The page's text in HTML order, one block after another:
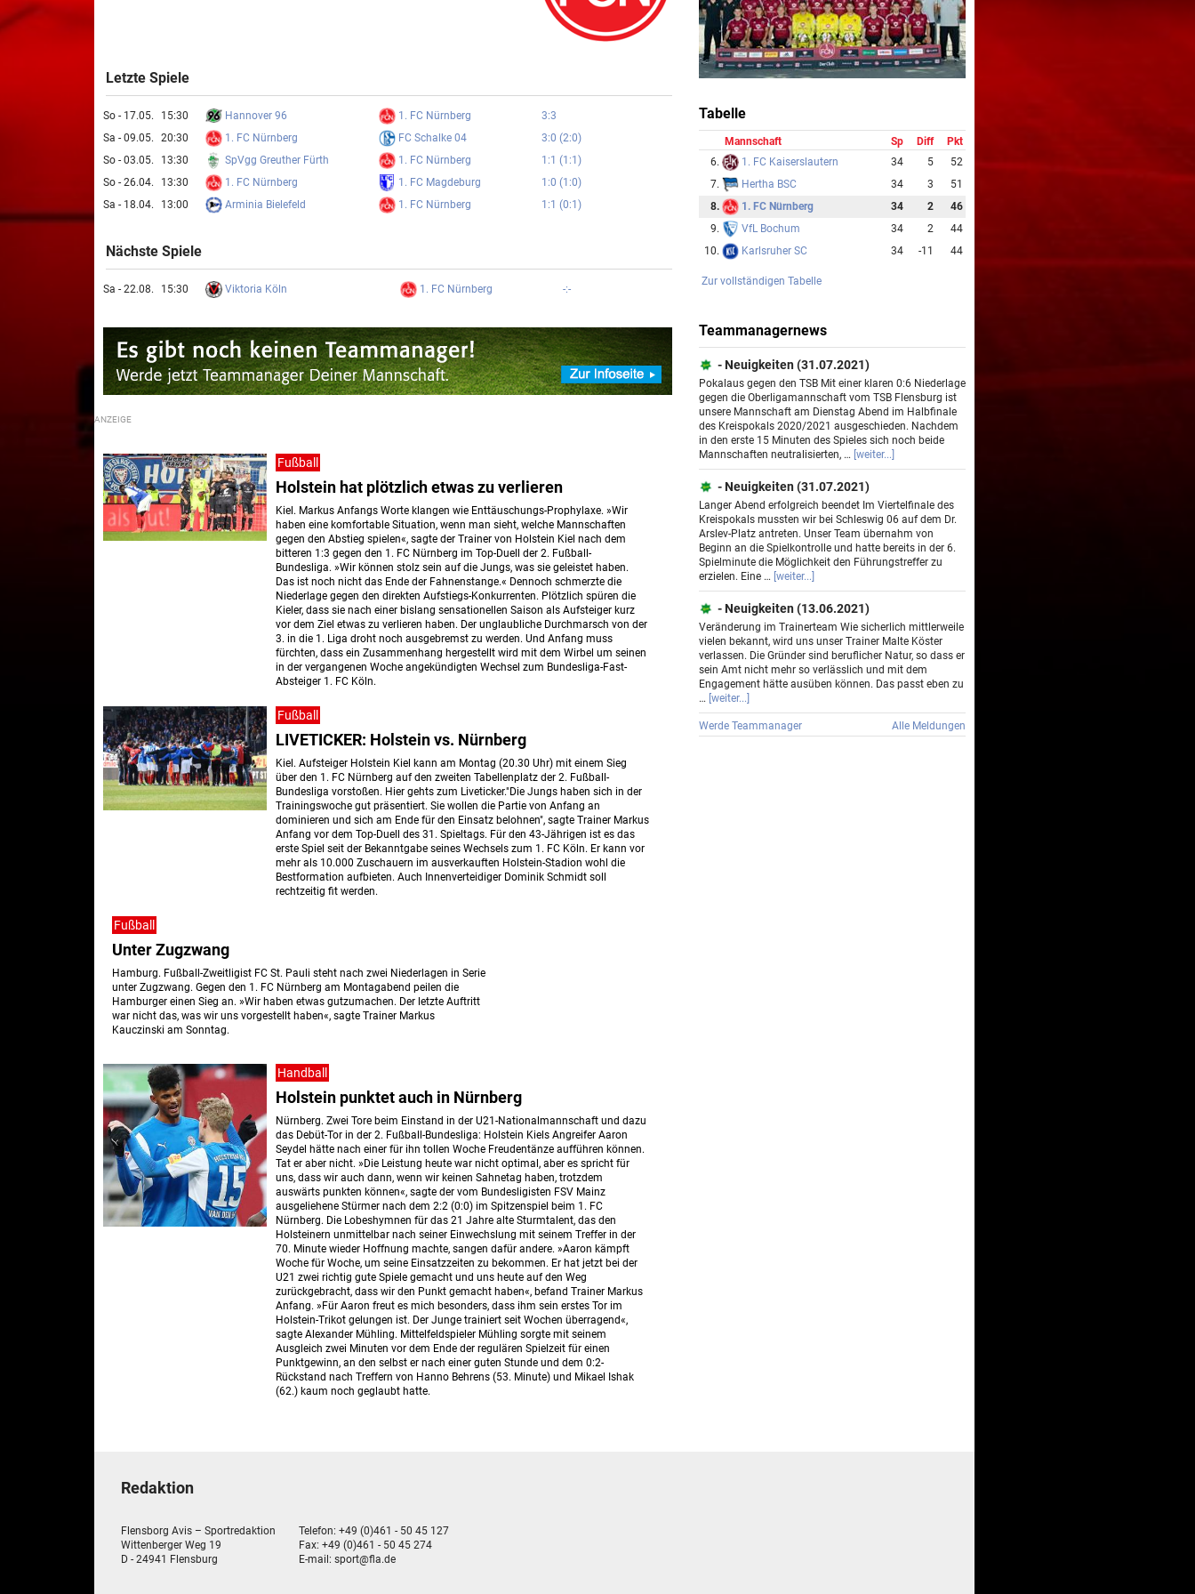
Letzte Spiele
So - 17.05. 15:30 Hannover 96 1. FC Nürnberg
3:3
Sa - 09.05.
20:30 1. FC Nürnberg FC Schalke 04
3:0 (2:0)
So - 03.05.
13:30 SpVgg Greuther Fürth 1. FC Nürnberg
1:1 (1:1)
So - 26.04.
13:30 1. FC Nürnberg 1. FC Magdeburg
1:0 (1:0)
Sa - 18.04.
13:00 Arminia Bielefeld 1. FC Nürnberg 1:1 (0:1)
Nächste Spiele
Sa - 22.08. 15:30 Viktoria Köln 1. FC Nürnberg -:-
Fußball
Holstein hat plötzlich etwas zu verlieren
Kiel. Markus Anfangs Worte klangen wie Enttäuschungs-Prophylaxe. »Wir
haben eine komfortable Situation, wenn man sieht, welche Mannschaften
gegen den Abstieg spielen«, sagte der Trainer von Holstein Kiel nach dem
bitteren 1:3 gegen den 1. FC Nürnberg im Top-Duell der 2. Fußball-
Bundesliga. »Wir können stolz sein auf die Jungs, was sie geleistet haben.
Das ist noch nicht das Ende der Fahnenstange.« Dennoch schmerzte die
Niederlage gegen den direkten Aufstiegs-Konkurrenten. Plötzlich spüren die
Kieler, dass sie nach einer bislang sensationellen Saison als Aufsteiger kurz
vor dem Ziel etwas zu verlieren haben. Der unglaubliche Durchmarsch von der
3. in die 1. Liga droht noch ausgebremst zu werden. Und Anfang muss
fürchten, dass ein Zusammenhang hergestellt wird mit dem Wirbel um seinen
in der vergangenen Woche angekündigten Wechsel zum Bundesliga-Fast-
Absteiger 1. FC Köln.
Fußball
LIVETICKER: Holstein vs. Nürnberg
Kiel. Aufsteiger Holstein Kiel kann am Montag (20.30 Uhr) mit einem Sieg
über den 1. FC Nürnberg auf den zweiten Tabellenplatz der 2. Fußball-
Bundesliga vorstoßen. Hier gehts zum Liveticker."Die Jungs haben sich in der
Trainingswoche gut präsentiert. Sie wollen die Partie von Anfang an
dominieren und sich am Ende für den Einsatz belohnen", sagte Trainer Markus
Anfang vor dem Top-Duell des 31. Spieltags. Für den 43-Jährigen ist es das
erste Spiel seit der Bekanntgabe seines Wechsels zum 1. FC Köln. Er kann vor
mehr als 10.000 Zuschauern im ausverkauften Holstein-Stadion wohl die
Bestformation aufbieten. Auch Innenverteidiger Dominik Schmidt soll
rechtzeitig fit werden.
Fußball
Unter Zugzwang
Hamburg. Fußball-Zweitligist FC St. Pauli steht nach zwei Niederlagen in Serie
unter Zugzwang. Gegen den 1. FC Nürnberg am Montagabend peilen die
Hamburger einen Sieg an. »Wir haben etwas gutzumachen. Der letzte Auftritt
war nicht das, was wir uns vorgestellt haben«, sagte Trainer Markus
Kauczinski am Sonntag.
Handball
Holstein punktet auch in Nürnberg
Nürnberg. Zwei Tore beim Einstand in der U21-Nationalmannschaft und dazu
das Debüt-Tor in der 2. Fußball-Bundesliga: Holstein Kiels Angreifer Aaron
Seydel hätte nach einer für ihn tollen Woche Freudentänze aufführen können.
Tat er aber nicht. »Die Leistung heute war nicht optimal, aber es spricht für
uns, dass wir auch dann, wenn wir keinen Sahnetag haben, trotzdem
auswärts punkten können«, sagte der vom Bundesligisten FSV Mainz
ausgeliehene Stürmer nach dem 2:2 (0:0) im Spitzenspiel beim 1. FC
Nürnberg. Die Lobeshymnen für das 21 Jahre alte Sturmtalent, das den
Holsteinern unmittelbar nach seiner Einwechslung mit seinem Treffer in der
70. Minute wieder Hoffnung machte, sangen dafür andere. »Aaron kämpft
Woche für Woche, um seine Einsatzzeiten zu bekommen. Er hat jetzt bei der
U21 zwei richtig gute Spiele gemacht und uns heute auf den Weg
zurückgebracht, dass wir den Punkt gemacht haben«, befand Trainer Markus
Anfang. »Für Aaron freut es mich besonders, dass ihm sein erstes Tor im
Holstein-Trikot gelungen ist. Der Junge trainiert seit Wochen überragend«,
sagte Alexander Mühling. Mittelfeldspieler Mühling sorgte mit seinem
Ausgleich zwei Minuten vor dem Ende der regulären Spielzeit für einen
Punktgewinn, an den selbst er nach einer guten Stunde und dem 0:2-
Rückstand nach Treffern von Hanno Behrens (53. Minute) und Mikael Ishak
(62.) kaum noch geglaubt hatte.
Tabelle
Mannschaft Sp Diff
Pkt
6.
1. FC Kaiserslautern 34 5
52
7.
Hertha BSC 34 3
51
8.
1. FC Nürnberg 34 2
46
9.
VfL Bochum 34 2
44
10.
Karlsruher SC 34 -11 44
Zur vollständigen Tabelle
Teammanagernews
- Neuigkeiten(31.07.2021)
Pokalaus gegen den TSB Mit einer klaren 0:6 Niederlage
gegen die Oberligamannschaft vom TSB Flensburg ist
unsere Mannschaft am Dienstag Abend im Halbfinale
des Kreispokals 2020/2021 ausgeschieden. Nachdem
in den erste 15 Minuten des Spieles sich noch beide
Mannschaften neutralisierten, … [weiter...]
- Neuigkeiten(31.07.2021)
Langer Abend erfolgreich beendet Im Viertelfinale des
Kreispokals mussten wir bei Schleswig 06 auf dem Dr.
Arslev-Platz antreten. Unser Team übernahm von
Beginn an die Spielkontrolle und hatte bereits in der 6.
Spielminute die Möglichkeit den Führungstreffer zu
erzielen. Eine … [weiter...]
- Neuigkeiten(13.06.2021)
Veränderung im Trainerteam Wie sicherlich mittlerweile
vielen bekannt, wird uns unser Trainer Malte Köster
verlassen. Die Gründer sind beruflicher Natur, so dass er
sein Amt nicht mehr so verlässlich und mit dem
Engagement hätte ausüben können. Das passt eben zu
… [weiter...]
Werde Teammanager Alle Meldungen
Redaktion
Flensborg Avis – Sportredaktion
Wittenberger Weg 19
D - 24941 Flensburg
Telefon: +49 (0)461 - 50 45 127
Fax: +49 (0)461 - 50 45 274
E-mail: sport@fla.de